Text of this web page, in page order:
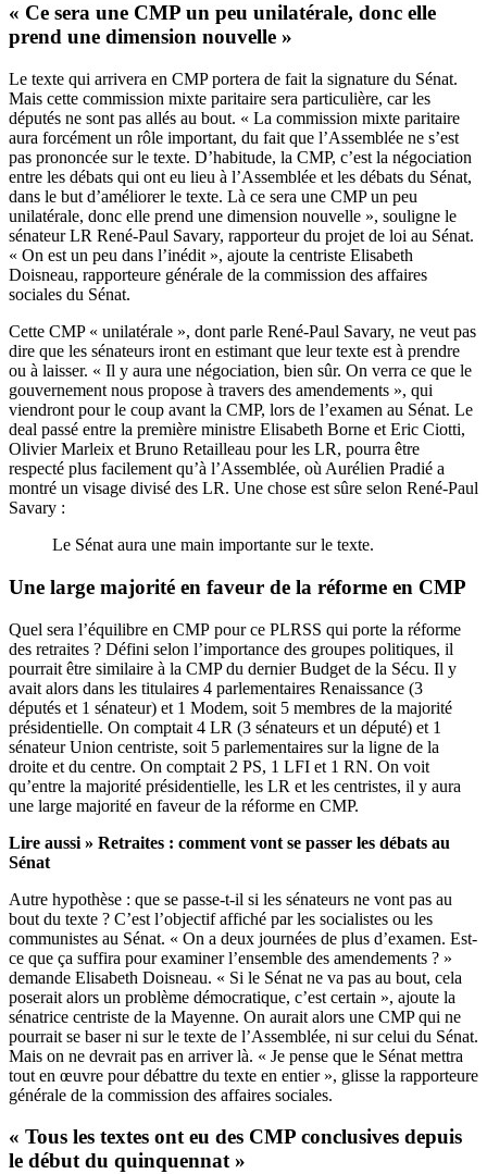
« Ce sera une CMP un peu unilatérale, donc elle
prend une dimension nouvelle »
Le texte qui arrivera en CMP portera de fait la signature du Sénat.
Mais cette commission mixte paritaire sera particulière, car les
députés ne sont pas allés au bout. « La commission mixte paritaire
aura forcément un rôle important, du fait que l’Assemblée ne s’est
pas prononcée sur le texte. D’habitude, la CMP, c’est la négociation
entre les débats qui ont eu lieu à l’Assemblée et les débats du Sénat,
dans le but d’améliorer le texte. Là ce sera une CMP un peu
unilatérale, donc elle prend une dimension nouvelle », souligne le
sénateur LR René-Paul Savary, rapporteur du projet de loi au Sénat.
« On est un peu dans l’inédit », ajoute la centriste Elisabeth
Doisneau, rapporteure générale de la commission des affaires
sociales du Sénat.
Cette CMP « unilatérale », dont parle René-Paul Savary, ne veut pas
dire que les sénateurs iront en estimant que leur texte est à prendre
ou à laisser. « Il y aura une négociation, bien sûr. On verra ce que le
gouvernement nous propose à travers des amendements », qui
viendront pour le coup avant la CMP, lors de l’examen au Sénat. Le
deal passé entre la première ministre Elisabeth Borne et Eric Ciotti,
Olivier Marleix et Bruno Retailleau pour les LR, pourra être
respecté plus facilement qu’à l’Assemblée, où Aurélien Pradié a
montré un visage divisé des LR. Une chose est sûre selon René-Paul
Savary :
Le Sénat aura une main importante sur le texte.
Une large majorité en faveur de la réforme en CMP
Quel sera l’équilibre en CMP pour ce PLRSS qui porte la réforme
des retraites ? Défini selon l’importance des groupes politiques, il
pourrait être similaire à la CMP du dernier Budget de la Sécu. Il y
avait alors dans les titulaires 4 parlementaires Renaissance (3
députés et 1 sénateur) et 1 Modem, soit 5 membres de la majorité
présidentielle. On comptait 4 LR (3 sénateurs et un député) et 1
sénateur Union centriste, soit 5 parlementaires sur la ligne de la
droite et du centre. On comptait 2 PS, 1 LFI et 1 RN. On voit
qu’entre la majorité présidentielle, les LR et les centristes, il y aura
une large majorité en faveur de la réforme en CMP.
Lire aussi » Retraites : comment vont se passer les débats au
Sénat
Autre hypothèse : que se passe-t-il si les sénateurs ne vont pas au
bout du texte ? C’est l’objectif affiché par les socialistes ou les
communistes au Sénat. « On a deux journées de plus d’examen. Est-
ce que ça suffira pour examiner l’ensemble des amendements ? »
demande Elisabeth Doisneau. « Si le Sénat ne va pas au bout, cela
poserait alors un problème démocratique, c’est certain », ajoute la
sénatrice centriste de la Mayenne. On aurait alors une CMP qui ne
pourrait se baser ni sur le texte de l’Assemblée, ni sur celui du Sénat.
Mais on ne devrait pas en arriver là. « Je pense que le Sénat mettra
tout en œuvre pour débattre du texte en entier », glisse la rapporteure
générale de la commission des affaires sociales.
« Tous les textes ont eu des CMP conclusives depuis
le début du quinquennat »